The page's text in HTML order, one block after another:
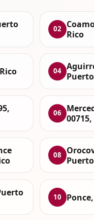
02
Rico
04
06
08
10